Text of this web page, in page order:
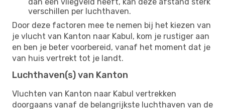
verschillen per luchthaven.
Door deze factoren mee te nemen bij het kiezen van
je vlucht van Kanton naar Kabul, kom je rustiger aan
en ben je beter voorbereid, vanaf het moment dat je
van huis vertrekt tot je landt.
Luchthaven(s) van Kanton
Vluchten van Kanton naar Kabul vertrekken
doorgaans vanaf de belangrijkste luchthaven van de